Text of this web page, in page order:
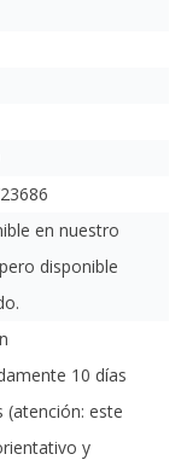
en nuestro
disponible
10 días
(atención: este
y